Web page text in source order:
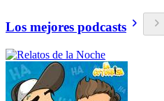
Los mejores podcasts